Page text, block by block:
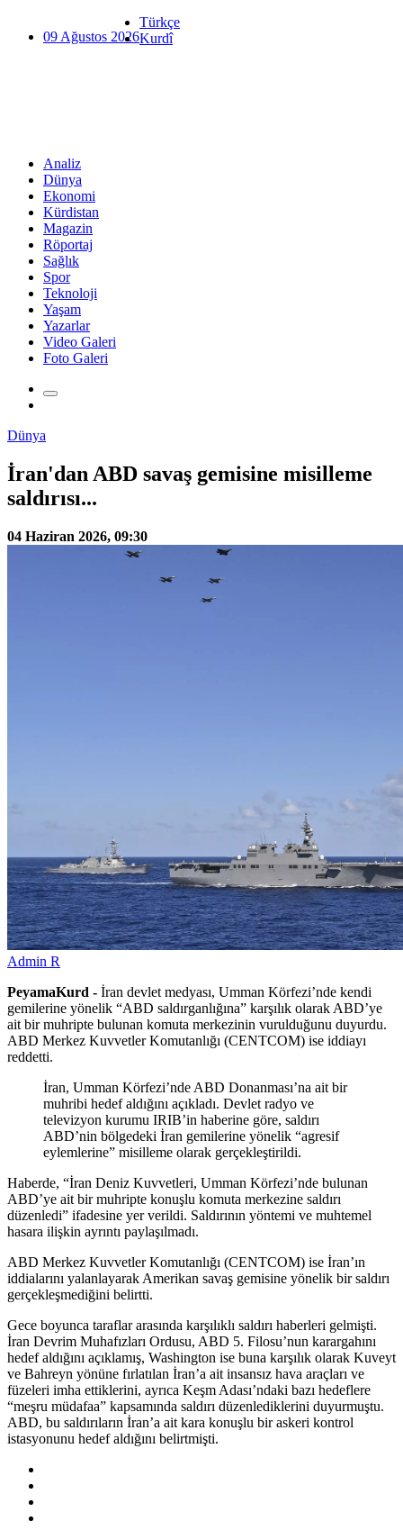
09 Ağustos 2026
Türkçe
Kurdî
Analiz
Dünya
Ekonomi
Kürdistan
Magazin
Röportaj
Sağlık
Spor
Teknoloji
Yaşam
Yazarlar
Video Galeri
Foto Galeri
Dünya
İran'dan ABD savaş gemisine misilleme
saldırısı...
04 Haziran 2026, 09:30
Admin R
PeyamaKurd - İran devlet medyası, Umman Körfezi’nde kendi
gemilerine yönelik “ABD saldırganlığına” karşılık olarak ABD’ye
ait bir muhripte bulunan komuta merkezinin vurulduğunu duyurdu.
ABD Merkez Kuvvetler Komutanlığı (CENTCOM) ise iddiayı
reddetti.
İran, Umman Körfezi’nde ABD Donanması’na ait bir
muhribi hedef aldığını açıkladı. Devlet radyo ve
televizyon kurumu IRIB’in haberine göre, saldırı
ABD’nin bölgedeki İran gemilerine yönelik “agresif
eylemlerine” misilleme olarak gerçekleştirildi.
Haberde, “İran Deniz Kuvvetleri, Umman Körfezi’nde bulunan
ABD’ye ait bir muhripte konuşlu komuta merkezine saldırı
düzenledi” ifadesine yer verildi. Saldırının yöntemi ve muhtemel
hasara ilişkin ayrıntı paylaşılmadı.
ABD Merkez Kuvvetler Komutanlığı (CENTCOM) ise İran’ın
iddialarını yalanlayarak Amerikan savaş gemisine yönelik bir saldırı
gerçekleşmediğini belirtti.
Gece boyunca taraflar arasında karşılıklı saldırı haberleri gelmişti.
İran Devrim Muhafızları Ordusu, ABD 5. Filosu’nun karargahını
hedef aldığını açıklamış, Washington ise buna karşılık olarak Kuveyt
ve Bahreyn yönüne fırlatılan İran’a ait insansız hava araçları ve
füzeleri imha ettiklerini, ayrıca Keşm Adası’ndaki bazı hedeflere
“meşru müdafaa” kapsamında saldırı düzenlediklerini duyurmuştu.
ABD, bu saldırıların İran’a ait kara konuşlu bir askeri kontrol
istasyonunu hedef aldığını belirtmişti.